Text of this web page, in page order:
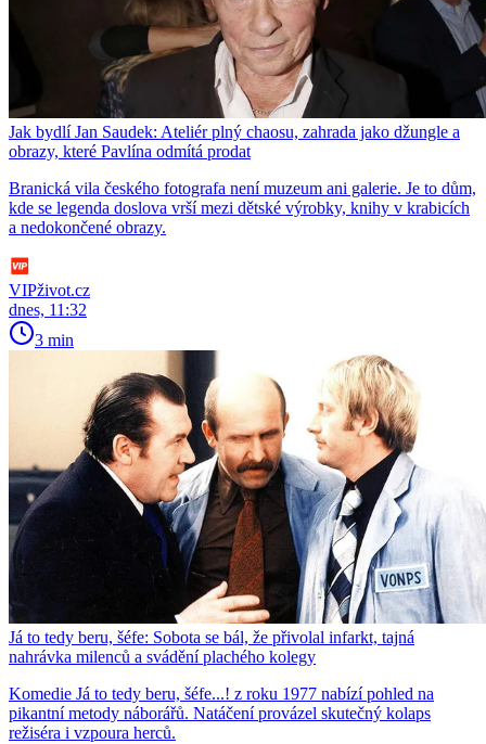
Jak bydlí Jan Saudek: Ateliér plný chaosu, zahrada jako džungle a
obrazy, které Pavlína odmítá prodat
Branická vila českého fotografa není muzeum ani galerie. Je to dům,
kde se legenda doslova vrší mezi dětské výrobky, knihy v krabicích
a nedokončené obrazy.
VIPživot.cz
dnes, 11:32
3 min
Já to tedy beru, šéfe: Sobota se bál, že přivolal infarkt, tajná
nahrávka milenců a svádění plachého kolegy
Komedie Já to tedy beru, šéfe...! z roku 1977 nabízí pohled na
pikantní metody náborářů. Natáčení provázel skutečný kolaps
režiséra i vzpoura herců.